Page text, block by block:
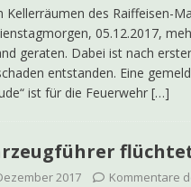
Kellerräumen des Raiffeisen-
05.12.2017,
geraten. Dabei ist nach
entstanden. Eine
ist für die Feuerwehr […]
2017 Kommentare